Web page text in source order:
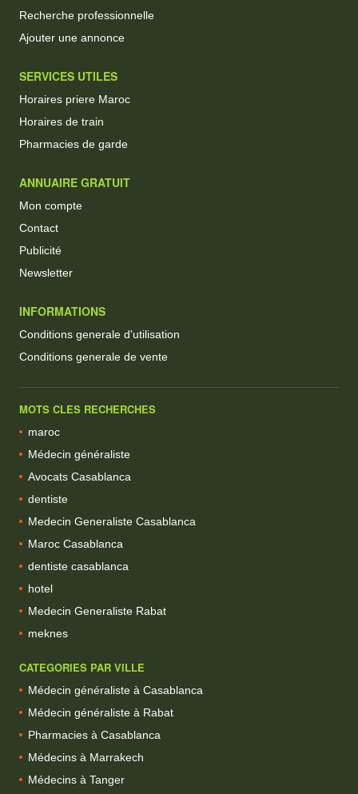
Recherche professionnelle
Ajouter une annonce
SERVICES UTILES
Horaires priere Maroc
Horaires de train
Pharmacies de garde
ANNUAIRE GRATUIT
Mon compte
Contact
Publicité
Newsletter
INFORMATIONS
Conditions generale d'utilisation
Conditions generale de vente
MOTS CLES RECHERCHES
maroc
Médecin généraliste
Avocats Casablanca
dentiste
Medecin Generaliste Casablanca
Maroc Casablanca
dentiste casablanca
hotel
Medecin Generaliste Rabat
meknes
CATEGORIES PAR VILLE
Médecin généraliste à Casablanca
Médecin généraliste à Rabat
Pharmacies à Casablanca
Médecins à Marrakech
Médecins à Tanger